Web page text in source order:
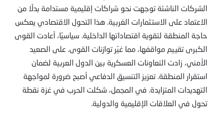
الشركات الناشئة توجهت نحو شراكات إقليمية مستدامة بدلًا من
الاعتماد على الاستثمارات الغربية. هذا التحول الاقتصادي يعكس
حاجة المنطقة لتقوية اقتصاداتها الداخلية. سياسيًا، أعادت القوى
الكبرى تقييم مواقفها، مما غيّر توازنات القوى. على الصعيد
الأمني، زادت التعاونات العسكرية بين الدول العربية لضمان
استقرار المنطقة. تعزيز التنسيق الدفاعي أصبح ضرورة لمواجهة
التهديدات المتزايدة. في المجمل، شكلت الحرب في غزة نقطة
تحول في العلاقات الإقليمية والدولية.